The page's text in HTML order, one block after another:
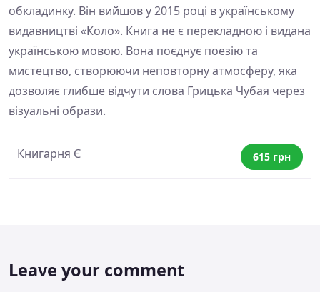
обкладинку. Він вийшов у 2015 році в українському
видавництві «Коло». Книга не є перекладною і видана
українською мовою. Вона поєднує поезію та
мистецтво, створюючи неповторну атмосферу, яка
дозволяє глибше відчути слова Грицька Чубая через
візуальні образи.
Книгарня Є 615 грн
Leave your comment